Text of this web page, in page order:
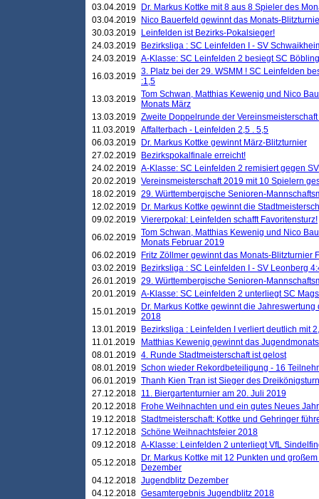
03.04.2019
Dr. Markus Kottke mit 8 aus 8 Spieler des
03.04.2019
Nico Bauerfeld gewinnt das Monats-
30.03.2019
Leinfelden ist Bezirks-Pokalsieger!
24.03.2019
Bezirksliga : SC Leinfelden I - SV
24.03.2019 A-Klasse: SC Leinfelden 2 besiegt SC
16.03.2019 3. Platz bei der 29. WSMM ! SC Leinfelden
:1,5
13.03.2019 Tom Schwan, Matthias Kewenig und Nico
Monats März
13.03.2019 Zweite Doppelrunde der
11.03.2019 Affalterbach - Leinfelden 2,5 . 5,5
06.03.2019
Dr. Markus Kottke gewinnt März-Blitzturnier
27.02.2019
Bezirkspokalfinale erreicht!
24.02.2019 A-Klasse: SC Leinfelden 2 remisiert gegen
20.02.2019 Vereinsmeisterschaft 2019 mit 10 Spielern
18.02.2019 29. Württembergische Senioren-
12.02.2019
Dr. Markus Kottke gewinnt die
09.02.2019 Viererpokal: Leinfelden schafft Favoritensturz!
06.02.2019 Tom Schwan, Matthias Kewenig und Nico
Monats Februar 2019
06.02.2019
Fritz Zöllmer gewinnt das Monats-Blitzturnier
03.02.2019
Bezirksliga : SC Leinfelden I - SV Leonberg
26.01.2019 29. Württembergische Senioren-
20.01.2019 A-Klasse: SC Leinfelden 2 unterliegt SC
15.01.2019
Dr. Markus Kottke gewinnt die
2018
13.01.2019
Bezirksliga : Leinfelden I verliert deutlich mit
11.01.2019
Matthias Kewenig gewinnt das
08.01.2019 4. Runde Stadtmeisterschaft ist gelost
08.01.2019 Schon wieder Rekordbeteiligung - 16
06.01.2019 Thanh Kien Tran ist Sieger des
27.12.2018 11. Biergartenturnier am 20. Juli 2019
20.12.2018
Frohe Weihnachten und ein gutes Neues
19.12.2018 Stadtmeisterschaft: Kottke und Gehringer
17.12.2018 Schöne Weihnachtsfeier 2018
09.12.2018 A-Klasse: Leinfelden 2 unterliegt VfL
05.12.2018
Dr. Markus Kottke mit 12 Punkten und
Dezember
04.12.2018 Jugendblitz Dezember
04.12.2018 Gesamtergebnis Jugendblitz 2018